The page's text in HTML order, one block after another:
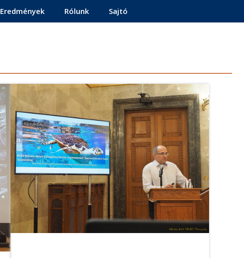
Eredmények Rólunk Sajtó